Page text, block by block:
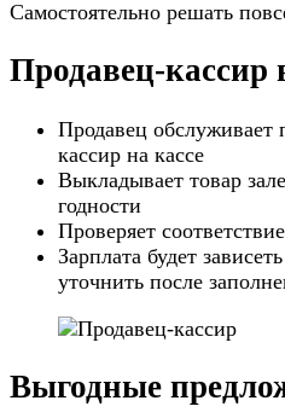
Самостоятельно решать
Продавец-кассир
Продавец обслуживает
кассир на кассе
Выкладывает товар
годности
Проверяет
Зарплата будет
уточнить после
Выгодные